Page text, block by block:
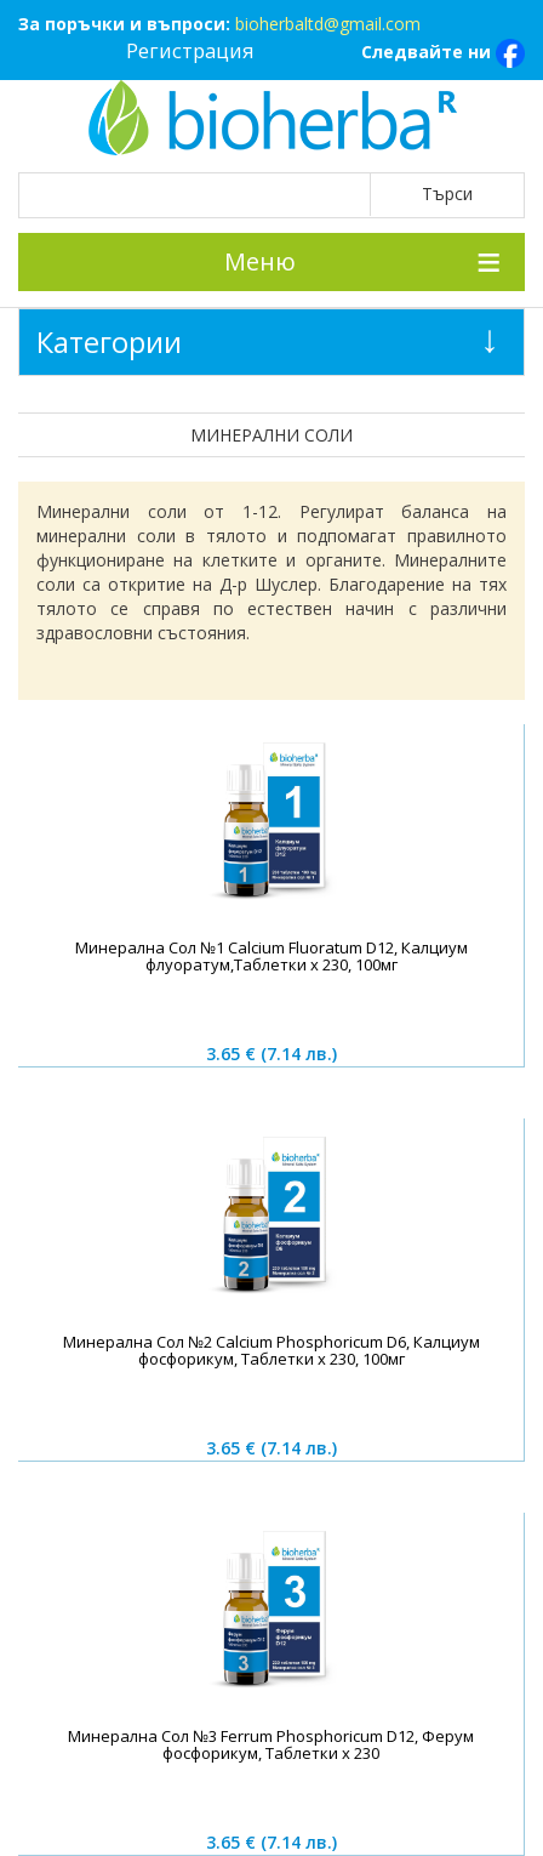
За поръчки и въпроси: bioherbaltd@gmail.com
Следвайте ни
Регистрация
Меню
МИНЕРАЛНИ СОЛИ
Mинерални соли от 1-12. Регулират баланса на
минерални соли в тялото и подпомагат правилното
функциониране на клетките и органите. Минералните
соли са откритие на Д-р Шуслер. Благодарение на тях
тялото се справя по естествен начин с различни
здравословни състояния.
Минерална Сол №1 Calcium Fluoratum D12, Калциум
флуоратум,Таблетки х 230, 100мг
3.65 € (7.14 лв.)
Минерална Сол №2 Calcium Phosphoricum D6, Калциум
фосфорикум, Таблетки х 230, 100мг
3.65 € (7.14 лв.)
Минерална Сол №3 Ferrum Phosphoricum D12, Ферум
фосфорикум, Таблетки х 230
3.65 € (7.14 лв.)
Категории